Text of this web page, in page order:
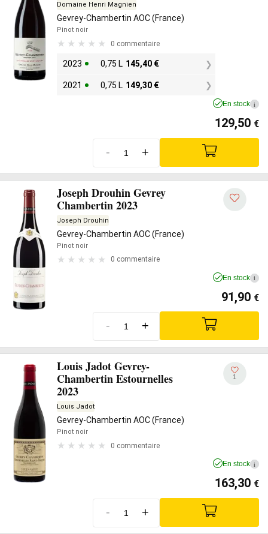
Domaine Henri Magnien
Gevrey-Chambertin AOC (France)
Pinot noir
0 commentaire
2023 0,75 L 145,40 €
2021 0,75 L 149,30 €
En stock i
129,50 €
- +
Joseph Drouhin Gevrey
Chambertin 2023
Joseph Drouhin
Gevrey-Chambertin AOC (France)
Pinot noir
0 commentaire
En stock i
91,90 €
- +
Louis Jadot Gevrey-
Chambertin Estournelles
2023
Louis Jadot
Gevrey-Chambertin AOC (France)
Pinot noir
0 commentaire
1
En stock i
163,30 €
- +